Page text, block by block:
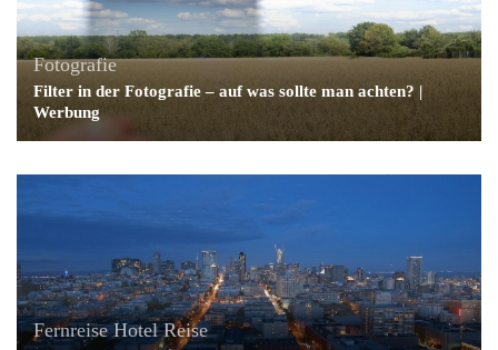
Fotografie
Filter in der Fotografie – auf was sollte man achten? |
Werbung
Fernreise Hotel Reise